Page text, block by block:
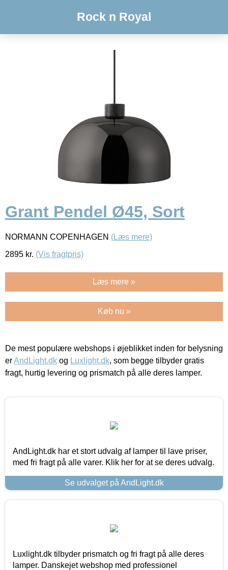
Rock n Royal
Grant Pendel Ø45, Sort
NORMANN COPENHAGEN (Læs mere)
2895 kr. (Vis fragtpris)
Læs mere »
Køb nu »
De mest populære webshops i øjeblikket inden for belysning
erAndLight.dk og Luxlight.dk, som begge tilbyder gratis
fragt, hurtig levering og prismatch på alle deres lamper.
AndLight.dk har et stort udvalg af lamper til lave priser,
med fri fragt på alle varer. Klik her for at se deres udvalg.
Se udvalget på AndLight.dk
Luxlight.dk tilbyder prismatch og fri fragt på alle deres
lamper. Danskejet webshop med professionel